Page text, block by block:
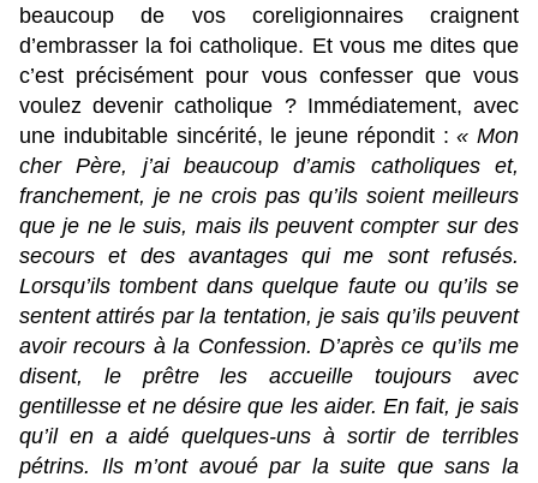
beaucoup de vos coreligionnaires craignent
d’embrasser la foi catholique. Et vous me dites que
c’est précisément pour vous confesser que vous
voulez devenir catholique ? Immédiatement, avec
une indubitable sincérité, le jeune répondit :« Mon
cher Père, j’ai beaucoup d’amis catholiques et,
franchement, je ne crois pas qu’ils soient meilleurs
que je ne le suis, mais ils peuvent compter sur des
secours et des avantages qui me sont refusés.
Lorsqu’ils tombent dans quelque faute ou qu’ils se
sentent attirés par la tentation, je sais qu’ils peuvent
avoir recours à la Confession. D’après ce qu’ils me
disent, le prêtre les accueille toujours avec
gentillesse et ne désire que les aider. En fait, je sais
qu’il en a aidé quelques-uns à sortir de terribles
pétrins. Ils m’ont avoué par la suite que sans la